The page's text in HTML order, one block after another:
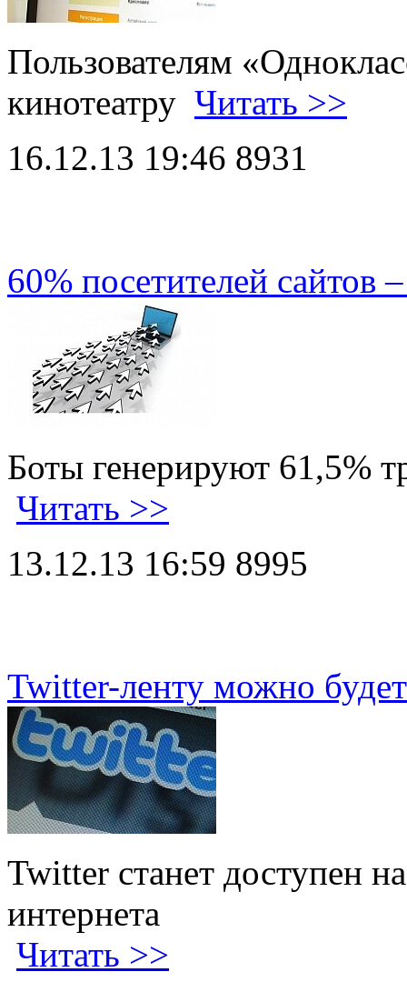
Пользователям
кинотеатру Читать >>
16.12.13 19:46 8931
60% посетителей сайтов
Боты генерируют 61,5%
Читать >>
13.12.13 16:59 8995
Twitter-ленту можно будет
Twitter станет доступен
интернета
Читать >>